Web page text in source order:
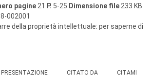
pagine 21 P. 5-25 Dimensione file 233 KB
002001
della proprietà intellettuale: per saperne di
PRESENTAZIONE CITATO DA CITAMI